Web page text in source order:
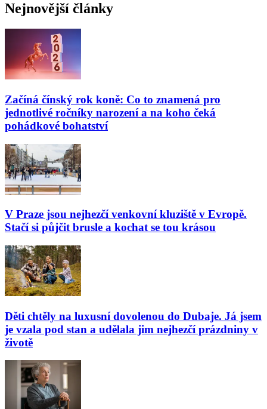
Nejnovější články
Začíná čínský rok koně: Co to znamená pro
jednotlivé ročníky narození a na koho čeká
pohádkové bohatství
V Praze jsou nejhezčí venkovní kluziště v Evropě.
Stačí si půjčit brusle a kochat se tou krásou
Děti chtěly na luxusní dovolenou do Dubaje. Já jsem
je vzala pod stan a udělala jim nejhezčí prázdniny v
životě